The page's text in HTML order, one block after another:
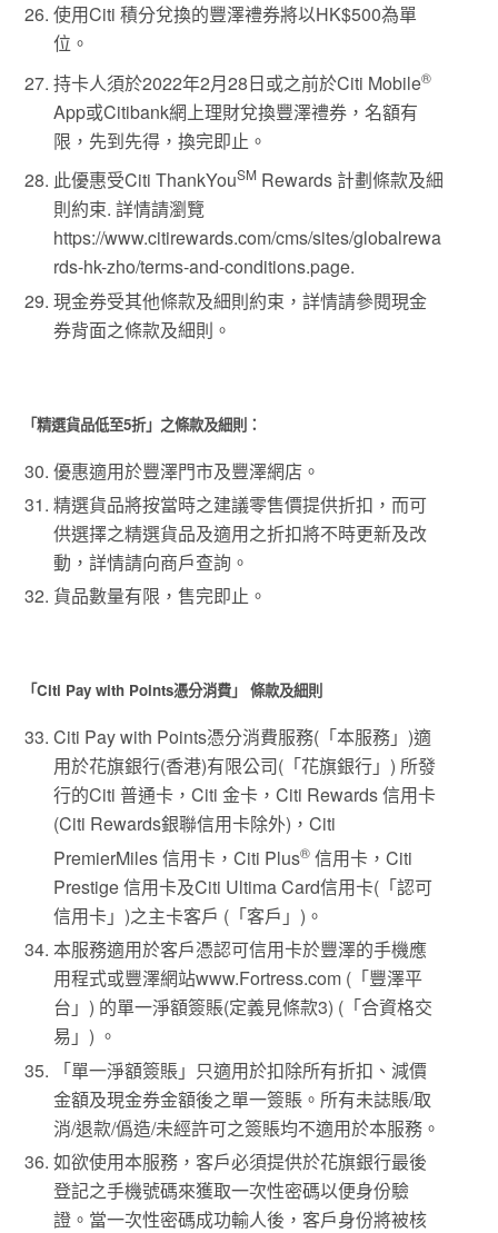
使用Citi 積分兌換的豐澤禮券將以HK$500為單
位。
持卡人須於2022年2月28日或之前於Citi Mobile®
App或Citibank網上理財兌換豐澤禮券，名額有
限，先到先得，換完即止。
此優惠受Citi ThankYouSM Rewards 計劃條款及細
則約束. 詳情請瀏覽
https://www.citirewards.com/cms/sites/globalrewa
rds-hk-zho/terms-and-conditions.page.
現金券受其他條款及細則約束，詳情請參閱現金
券背面之條款及細則。
「精選貨品低至5折」之條款及細則：
優惠適用於豐澤門市及豐澤網店。
精選貨品將按當時之建議零售價提供折扣，而可
供選擇之精選貨品及適用之折扣將不時更新及改
動，詳情請向商戶查詢。
貨品數量有限，售完即止。
「Citi Pay with Points憑分消費」 條款及細則
Citi Pay with Points憑分消費服務(「本服務」)適
用於花旗銀行(香港)有限公司(「花旗銀行」) 所發
行的Citi 普通卡，Citi 金卡，Citi Rewards 信用卡
(Citi Rewards銀聯信用卡除外)，Citi
PremierMiles 信用卡，Citi Plus® 信用卡，Citi
Prestige 信用卡及Citi Ultima Card信用卡(「認可
信用卡」)之主卡客戶 (「客戶」)。
本服務適用於客戶憑認可信用卡於豐澤的手機應
用程式或豐澤網站www.Fortress.com (「豐澤平
台」) 的單一淨額簽賬(定義見條款3) (「合資格交
易」) 。
「單一淨額簽賬」只適用於扣除所有折扣、減價
金額及現金券金額後之單一簽賬。所有未誌賬/取
消/退款/僞造/未經許可之簽賬均不適用於本服務。
如欲使用本服務，客戶必須提供於花旗銀行最後
登記之手機號碼來獲取一次性密碼以便身份驗
證。當一次性密碼成功輸人後，客戶身份將被核